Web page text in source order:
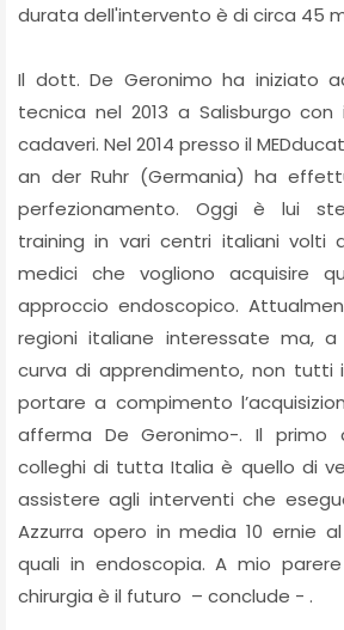
durata dell'intervento è di circa 45
Il dott. De Geronimo ha iniziato
tecnica nel 2013 a Salisburgo
cadaveri. Nel 2014 presso il
an der Ruhr (Germania) ha
perfezionamento. Oggi è lui
training in vari centri italiani volti
medici che vogliono acquisire
approccio endoscopico.
regioni italiane interessate ma,
curva di apprendimento, non tutti
portare a compimento
afferma De Geronimo-. Il primo
colleghi di tutta Italia è quello di
assistere agli interventi che
Azzurra opero in media 10 ernie
quali in endoscopia. A mio
chirurgia è il futuro – conclude - .